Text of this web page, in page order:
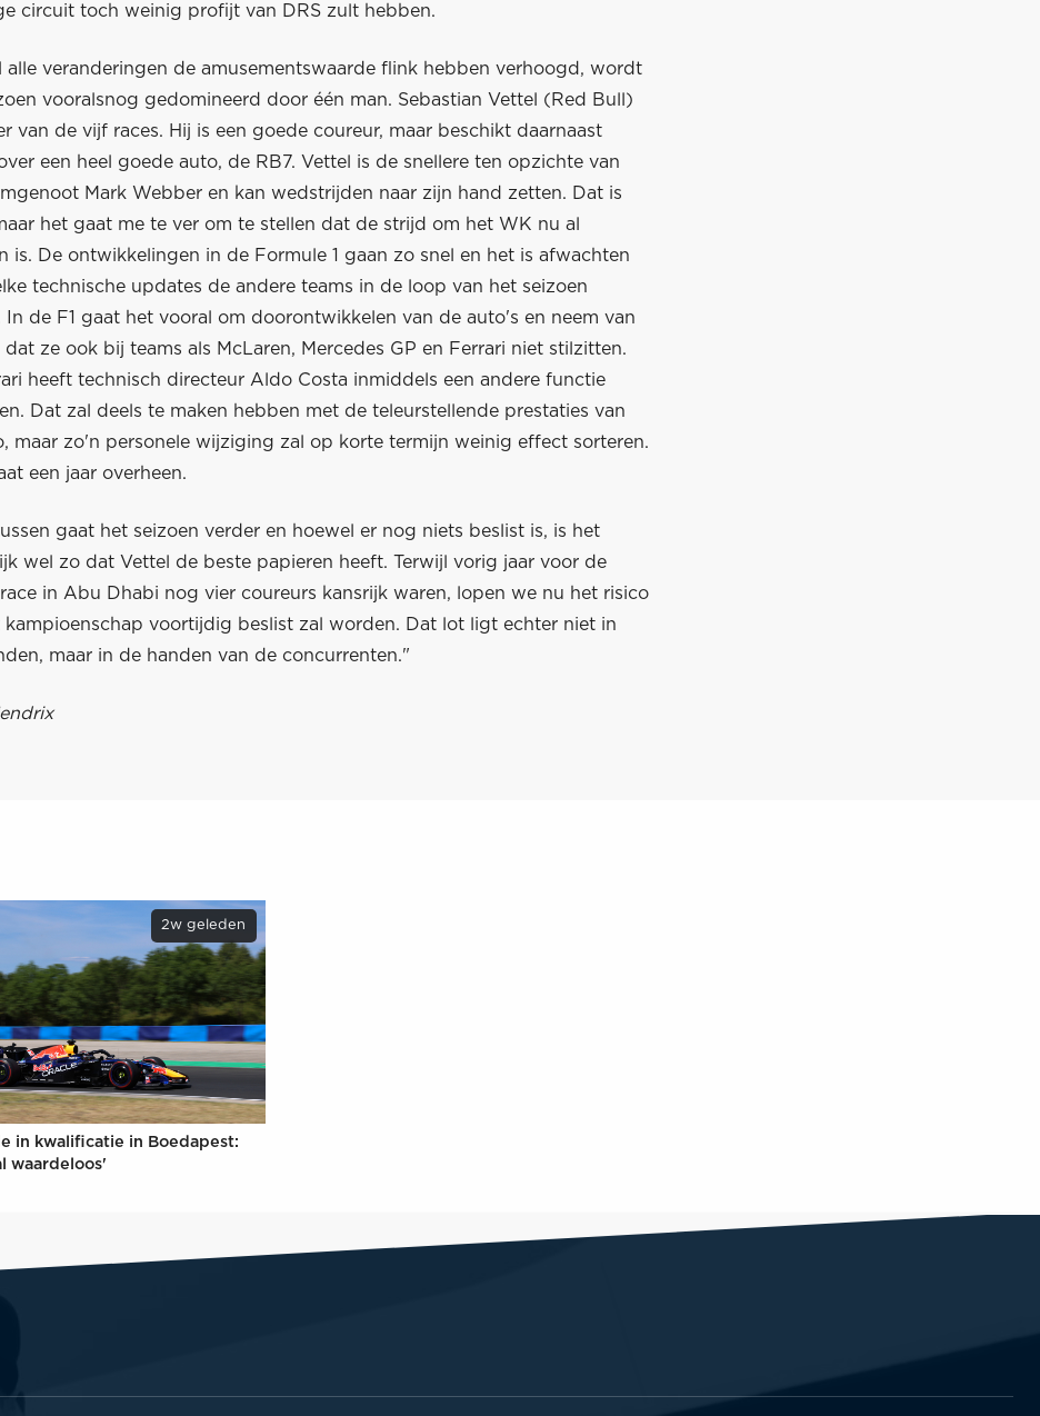
circuit toch weinig profijt van DRS zult hebben.
alle veranderingen de amusementswaarde flink hebben verhoogd, wordt
vooralsnog gedomineerd door één man. Sebastian Vettel (Red Bull)
van de vijf races. Hij is een goede coureur, maar beschikt daarnaast
een heel goede auto, de RB7. Vettel is de snellere ten opzichte van
Mark Webber en kan wedstrijden naar zijn hand zetten. Dat is
het gaat me te ver om te stellen dat de strijd om het WK nu al
is. De ontwikkelingen in de Formule 1 gaan zo snel en het is afwachten
technische updates de andere teams in de loop van het seizoen
In de F1 gaat het vooral om doorontwikkelen van de auto's en neem van
dat ze ook bij teams als McLaren, Mercedes GP en Ferrari niet stilzitten.
heeft technisch directeur Aldo Costa inmiddels een andere functie
Dat zal deels te maken hebben met de teleurstellende prestaties van
maar zo'n personele wijziging zal op korte termijn weinig effect sorteren.
een jaar overheen.
gaat het seizoen verder en hoewel er nog niets beslist is, is het
wel zo dat Vettel de beste papieren heeft. Terwijl vorig jaar voor de
race in Abu Dhabi nog vier coureurs kansrijk waren, lopen we nu het risico
kampioenschap voortijdig beslist zal worden. Dat lot ligt echter niet in
maar in de handen van de concurrenten."
2w geleden
in kwalificatie in Boedapest:
waardeloos'